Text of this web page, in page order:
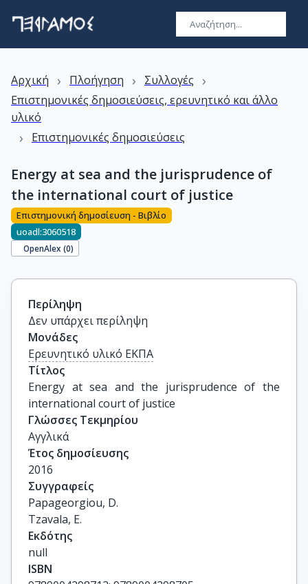
Αρχική › Πλοήγηση › Συλλογές ›
Επιστημονικές δημοσιεύσεις, ερευνητικό και άλλο
υλικό
› Επιστημονικές δημοσιεύσεις
Energy at sea and the jurisprudence of
the international court of justice
Επιστημονική δημοσίευση - Βιβλίο
uoadl:3060518
OpenAlex (0)
Περίληψη
Δεν υπάρχει περίληψη
Μονάδες
Ερευνητικό υλικό ΕΚΠΑ
Τίτλος
Energy at sea and the jurisprudence of the
international court of justice
Γλώσσες Τεκμηρίου
Αγγλικά
Έτος δημοσίευσης
2016
Συγγραφείς
Papageorgiou, D.
Tzavala, E.
Εκδότης
null
ISBN